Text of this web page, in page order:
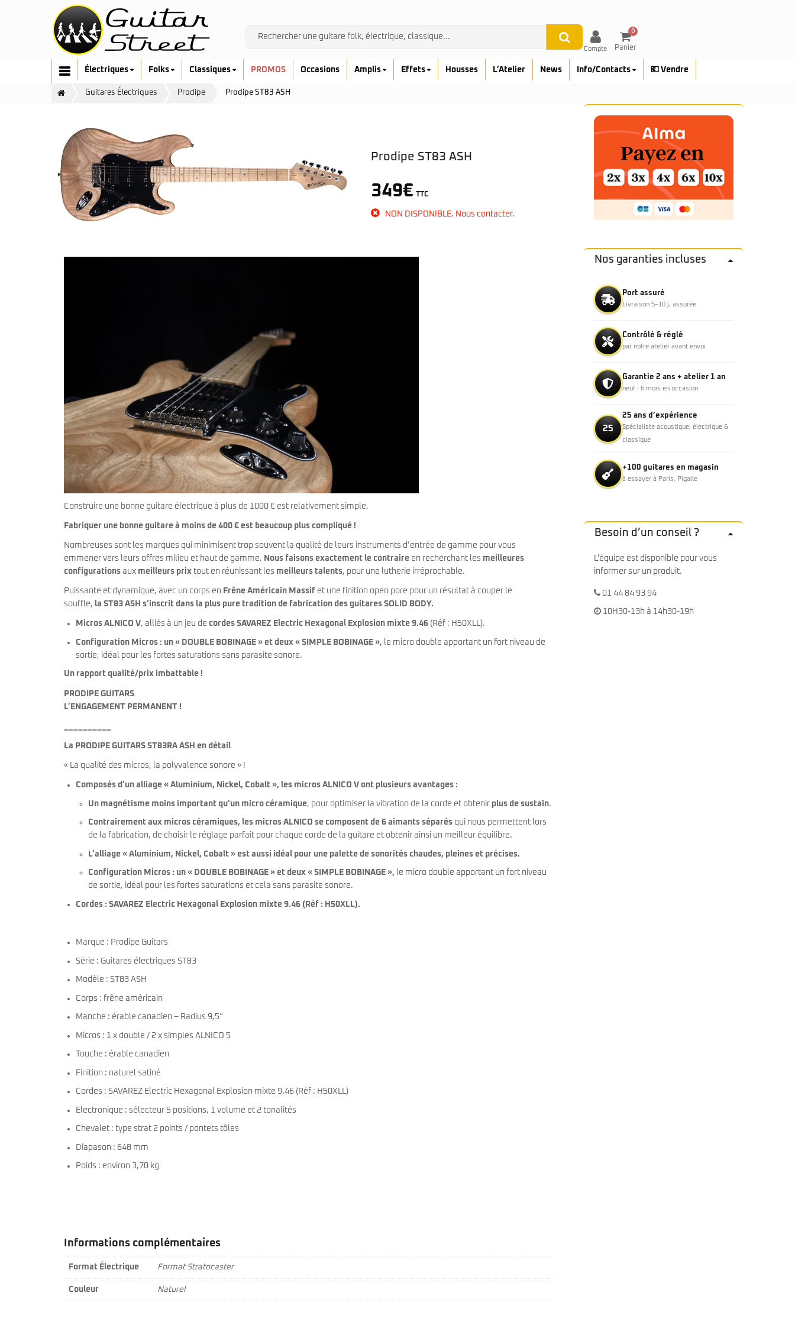
Compte
0
Panier
Cort
Fender
G&L
Ibanez
Sandberg
Art & Lutherie
Hofner
Admira
Électriques Folks Classiques PROMOS Occasions Amplis Effets Housses L’Atelier News Info/Contacts 💶 Vendre
Guitares Électriques Prodipe Prodipe ST83 ASH
Prodipe ST83 ASH
349€ TTC
NON DISPONIBLE. Nous contacter.
Construire une bonne guitare électrique à plus de 1000 € est relativement simple.
Fabriquer une bonne guitare à moins de 400 € est beaucoup plus compliqué !
Nombreuses sont les marques qui minimisent trop souvent la qualité de leurs instruments d’entrée de gamme pour vous
emmener vers leurs offres milieu et haut de gamme. Nous faisons exactement le contraire en recherchant les meilleures
configurations aux meilleurs prix tout en réunissant les meilleurs talents, pour une lutherie irréprochable.
Puissante et dynamique, avec un corps en Frêne Américain Massif et une finition open pore pour un résultat à couper le
souffle, la ST83 ASH s’inscrit dans la plus pure tradition de fabrication des guitares SOLID BODY.
Micros ALNICO V, alliés à un jeu de cordes SAVAREZ Electric Hexagonal Explosion mixte 9.46 (Réf : H50XLL).
Configuration Micros : un « DOUBLE BOBINAGE » et deux « SIMPLE BOBINAGE », le micro double apportant un fort niveau de
sortie, idéal pour les fortes saturations sans parasite sonore.
Un rapport qualité/prix imbattable !
PRODIPE GUITARS
L’ENGAGEMENT PERMANENT !
La PRODIPE GUITARS ST83RA ASH en détail
« La qualité des micros, la polyvalence sonore » !
Composés d’un alliage « Aluminium, Nickel, Cobalt », les micros ALNICO V ont plusieurs avantages :
Un magnétisme moins important qu’un micro céramique, pour optimiser la vibration de la corde et obtenir plus de sustain.
Contrairement aux micros céramiques, les micros ALNICO se composent de 6 aimants séparés qui nous permettent lors
de la fabrication, de choisir le réglage parfait pour chaque corde de la guitare et obtenir ainsi un meilleur équilibre.
L’alliage « Aluminium, Nickel, Cobalt » est aussi idéal pour une palette de sonorités chaudes, pleines et précises.
Configuration Micros : un « DOUBLE BOBINAGE » et deux « SIMPLE BOBINAGE », le micro double apportant un fort niveau
de sortie, idéal pour les fortes saturations et cela sans parasite sonore.
Cordes : SAVAREZ Electric Hexagonal Explosion mixte 9.46 (Réf : H50XLL).
Marque : Prodipe Guitars
Série : Guitares électriques ST83
Modèle : ST83 ASH
Corps : frêne américain
Manche : érable canadien – Radius 9,5“
Micros : 1 x double / 2 x simples ALNICO 5
Touche : érable canadien
Finition : naturel satiné
Cordes : SAVAREZ Electric Hexagonal Explosion mixte 9.46 (Réf : H50XLL)
Electronique : sélecteur 5 positions, 1 volume et 2 tonalités
Chevalet : type strat 2 points / pontets tôles
Diapason : 648 mm
Poids : environ 3,70 kg
Informations complémentaires
Format Électrique Format Stratocaster
Couleur Naturel
Nos garanties incluses
Port assuré
Livraison 5–10 j, assurée
Contrôlé & réglé
par notre atelier avant envoi
Garantie 2 ans + atelier 1 an
neuf · 6 mois en occasion
25
25 ans d’expérience
Spécialiste acoustique, électrique &
classique
+100 guitares en magasin
à essayer à Paris, Pigalle
Besoin d’un conseil ?
L'équipe est disponible pour vous
informer sur un produit.
01 44 84 93 94
10H30-13h à 14h30-19h